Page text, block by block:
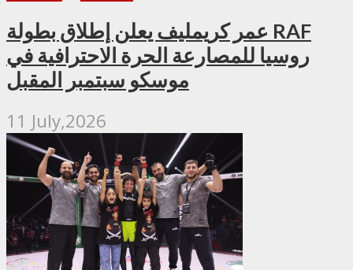
عمر كريمليف يعلن إطلاق بطولة RAF
روسيا للمصارعة الحرة الاحترافية في
موسكو سبتمبر المقبل
11 July,2026